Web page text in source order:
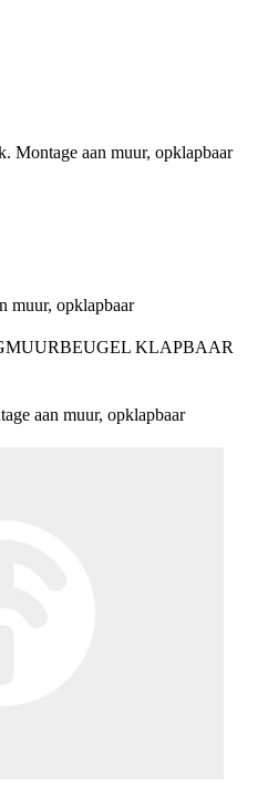
Montage aan muur, opklapbaar
muur, opklapbaar
KLAPBAAR
aan muur, opklapbaar